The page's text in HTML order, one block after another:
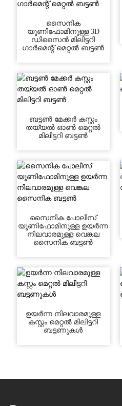
സൈനിക
യൂണിഫോമിനുള്ള 3D
ഡിസൈൻ മിലിട്ടറി
ഗാർമെന്റ് മെറ്റൽ ബട്ടൺ
ബട്ടൺ മേക്കർ കസ്റ്റം
തയ്യൽ ഓൺ മെറ്റൽ
മിലിട്ടറി ബട്ടൺ
സൈനിക പോലീസ്
യൂണിഫോമിനുള്ള ഉയർന്ന
നിലവാരമുള്ള വെങ്കല
സൈനിക ബട്ടൺ
ഉയർന്ന നിലവാരമുള്ള
കസ്റ്റം മെറ്റൽ മിലിട്ടറി
ബട്ടണുകൾ